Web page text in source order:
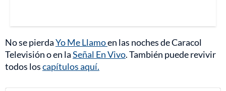
No se pierdaYo Me Llamoen las noches de Caracol
Televisión o en laSeñal En Vivo. También puede revivir
todos loscapítulos aquí.